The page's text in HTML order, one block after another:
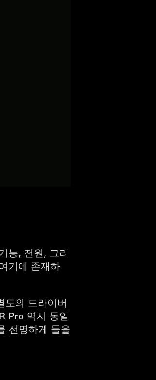
능, 전원, 그리
기에 존재하
도의 드라이버
Pro 역시 동일
선명하게 들을